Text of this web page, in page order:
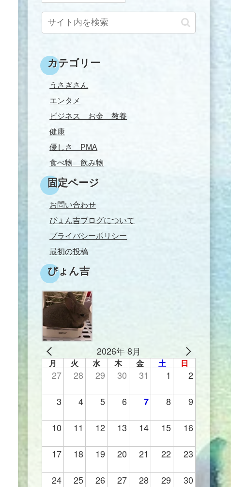
カテゴリー
うさぎさん
エンタメ
ビジネス お金 教養
健康
優しさ PMA
食べ物 飲み物
固定ページ
お問い合わせ
ぴょん吉ブログについて
プライバシーポリシー
最初の投稿
ぴょん吉
2026年 8月
月 火 水 木 金 土 日
27 28 29 30 31 1 2
3 4 5 6 7 8 9
10 11 12 13 14 15 16
17 18 19 20 21 22 23
24 25 26 27 28 29 30